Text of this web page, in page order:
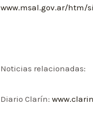
www.msal.gov.ar/htm/
Noticias relacionadas:
Diario Clarín: